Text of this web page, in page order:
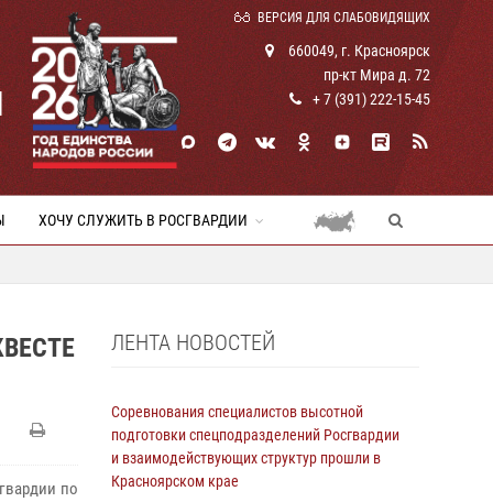
ВЕРСИЯ ДЛЯ СЛАБОВИДЯЩИХ
660049, г. Красноярск
пр-кт Мира д. 72
+ 7 (391) 222-15-45
ХОЧУ СЛУЖИТЬ В РОСГВАРДИИ
по
ЛЕНТА НОВОСТЕЙ
Соревнования специалистов высотной
подготовки спецподразделений Росгвардии
и взаимодействующих структур прошли в
Красноярском крае